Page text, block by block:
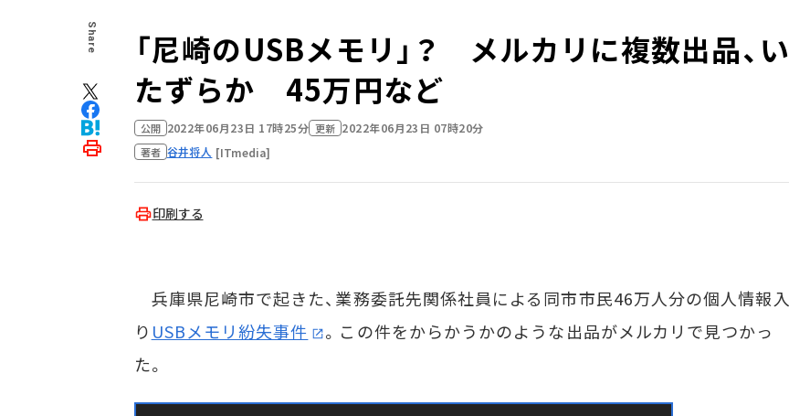
Share
「尼崎のUSBメモリ」？ メルカリに複数出品、い
たずらか 45万円など
公開 2022年06月23日 17時25分 更新 2022年06月23日 07時20分
著者 谷井将人 [ITmedia]
印刷する
兵庫県尼崎市で起きた、業務委託先関係社員による同市市民46万人分の個人情報入
り USBメモリ紛失事件
。この件をからかうかのような出品がメルカリで見つかっ
た。